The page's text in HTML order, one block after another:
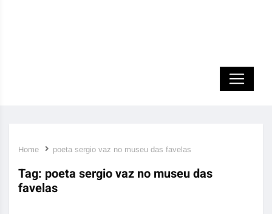
Home poeta sergio vaz no museu das favelas
Tag: poeta sergio vaz no museu das
favelas